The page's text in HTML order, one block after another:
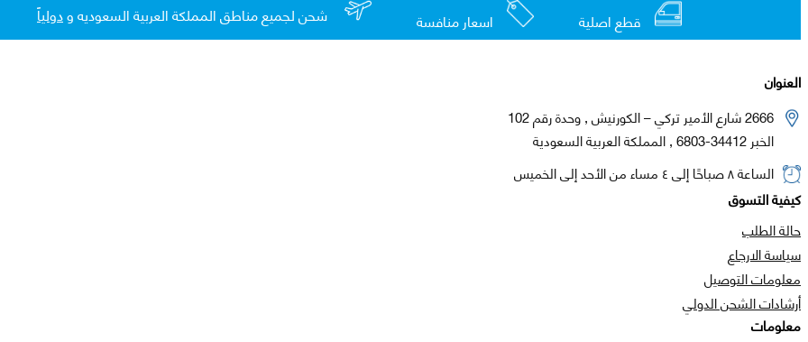
قطع اصلية اسعار منافسة شحن لجميع مناطق المملكة العربية السعوديه ودولياً
العنوان
2666 شارع الأمير تركي – الكورنيش , وحدة رقم 102
الخبر 34412-6803 , المملكة العربية السعودية
الساعة ٨ صباحًا إلى ٤ مساء من الأحد إلى الخميس
كيفية التسوق
حالة الطلب
سياسة الارجاع
معلومات التوصيل
أرشادات الشحن الدولي
معلومات